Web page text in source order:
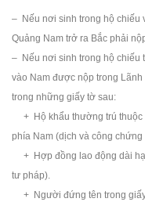
– Nếu nơi sinh trong hộ chiếu
Quảng Nam trở ra Bắc phải
– Nếu nơi sinh trong hộ chiếu
vào Nam được nộp trong
trong những giấy tờ sau:
+ Hộ khẩu thường trú thuộc
phía Nam (dịch và công chứng
+ Hợp đồng lao động dài
tư pháp).
+ Người đứng tên trong